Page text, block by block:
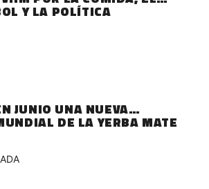
Y LA POLÍTICA
JUNIO UNA NUEVA
DE LA YERBA MATE